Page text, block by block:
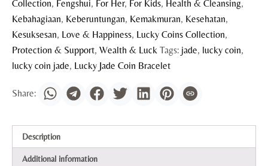
Collection, Fengshui, For Her, For Kids, Health & Cleansing,
Kebahagiaan, Keberuntungan, Kemakmuran, Kesehatan,
Kesuksesan, Love & Happiness, Lucky Coins Collection,
Protection & Support, Wealth & Luck Tags: jade, lucky coin,
lucky coin jade, Lucky Jade Coin Bracelet
Description
Additional information